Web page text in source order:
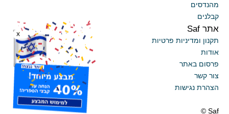
מהנדסים
קבלנים
אתר Saf
תקנון ומדיניות פרטיות
אודות
פרסום באתר
צור קשר
הצהרת נגישות
Saf ©
x